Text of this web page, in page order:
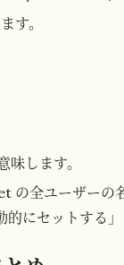
す。
します。
の全ユーザーの
的にセットする